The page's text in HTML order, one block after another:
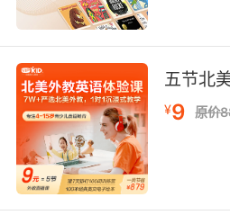
叉。对于易混点，如八大
向列时间（现在、过去、
（一般、进行、完成），填
型例句，对比学习，一目了
学。每学完一个点，便回
构的句子，反复朗读乃至
仿造句，从描述身边事物
行时，可尝试说“My
“The cat is sleeping on
五节北
¥9 原价